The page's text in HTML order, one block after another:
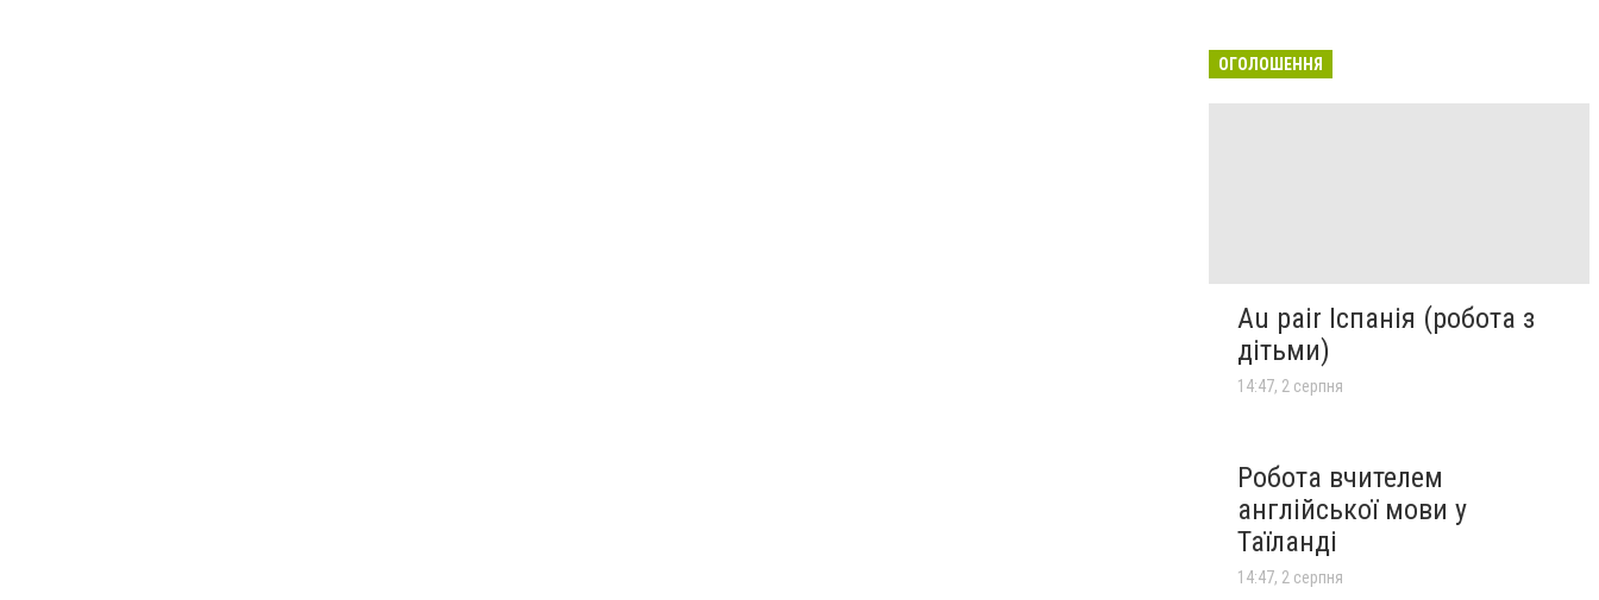
ОГОЛОШЕННЯ
Au pair Іспанія (робота з
дітьми)
14:47, 2 серпня
Робота вчителем
англійської мови у
Таїланді
14:47, 2 серпня